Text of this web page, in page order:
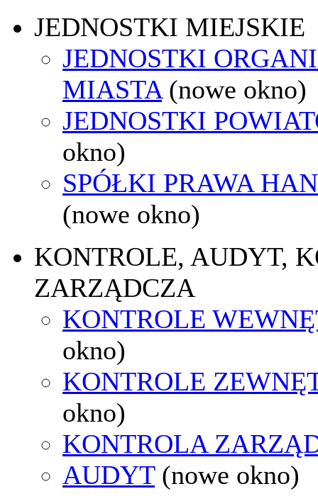
JEDNOSTKI MIEJSKIE
JEDNOSTKI
MIASTA (nowe okno)
JEDNOSTKI
okno)
SPÓŁKI PRAWA
(nowe okno)
KONTROLE, AUDYT,
ZARZĄDCZA
KONTROLE
okno)
KONTROLE
okno)
KONTROLA
AUDYT (nowe okno)